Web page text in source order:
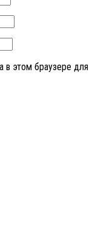
в этом браузере для